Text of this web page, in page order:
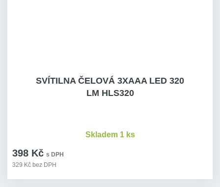
SVÍTILNA ČELOVÁ 3XAAA LED 320
LM HLS320
398 Kč s DPH
329 Kč bez DPH
Skladem 1 ks